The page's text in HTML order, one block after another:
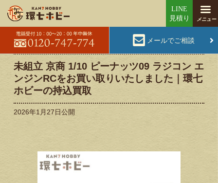
メールでご相談
未組立 京商 1/10 ピーナッツ09 ラジコン エ
ンジンRCをお買い取りいたしました｜環七
ホビーの持込買取
2026年1月27日公開